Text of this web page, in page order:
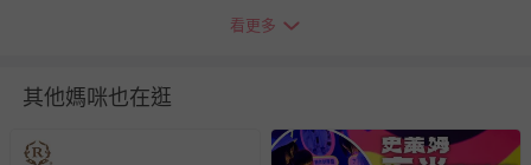
瑕疵退換貨所產生的運費，將由媽咪愛負責處理，若非瑕疵
並點選『我要退貨』即可進行申請。若有相關退貨問題，請
至媽咪愛LINE@客服ID: @mamilove
看更多
其他媽咪也在逛